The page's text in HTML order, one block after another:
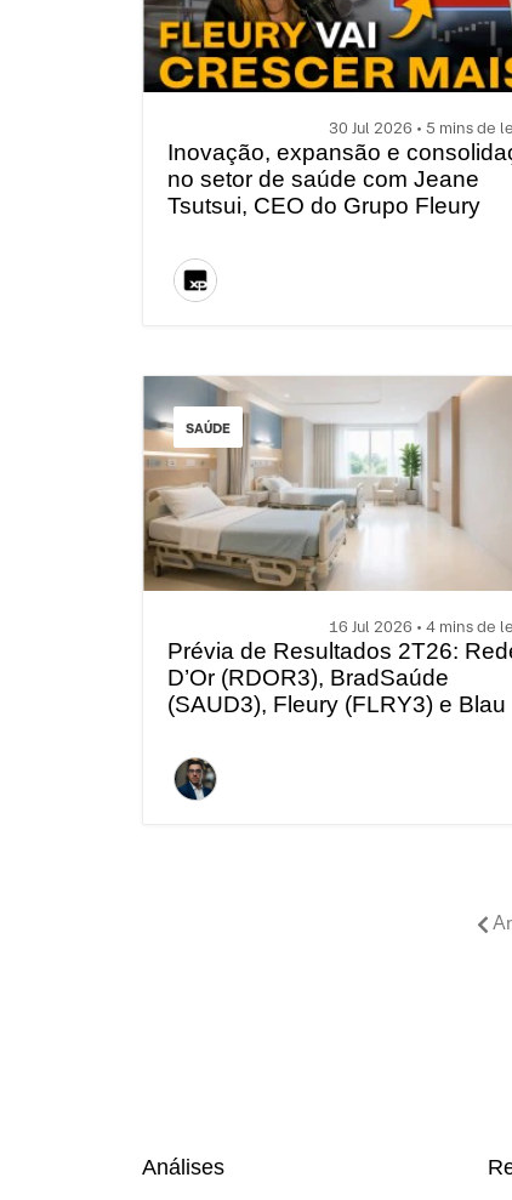
30 Jul 2026 • 5 mins de
Inovação, expansão e
no setor de saúde com Jeane
Tsutsui, CEO do Grupo Fleury
SAÚDE
16 Jul 2026 • 4 mins de
Prévia de Resultados 2T26:
D’Or (RDOR3), BradSaúde
(SAUD3), Fleury (FLRY3) e Blau
Análises